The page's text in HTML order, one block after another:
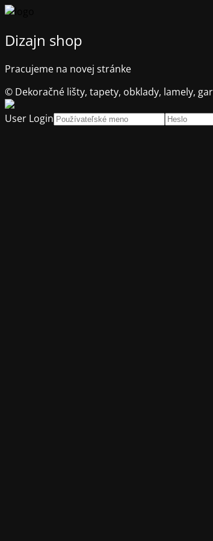
Dizajn shop
Pracujeme na novej stránke
© Dekoračné lišty, tapety, obklady, lamely,
User Login